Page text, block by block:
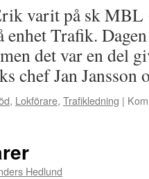
varit på sk
enhet Trafik.
det var en del
chef Jan
, Lokförare, Trafikledning |
Hedlund